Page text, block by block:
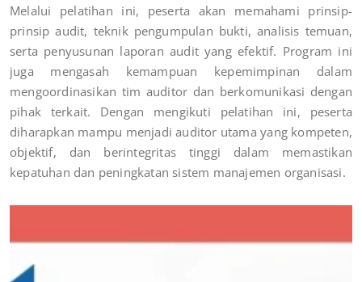
Melalui pelatihan ini, peserta akan memahami prinsip-
prinsip audit, teknik pengumpulan bukti, analisis temuan,
serta penyusunan laporan audit yang efektif. Program ini
juga mengasah kemampuan kepemimpinan dalam
mengoordinasikan tim auditor dan berkomunikasi dengan
pihak terkait. Dengan mengikuti pelatihan ini, peserta
diharapkan mampu menjadi auditor utama yang kompeten,
objektif, dan berintegritas tinggi dalam memastikan
kepatuhan dan peningkatan sistem manajemen organisasi.